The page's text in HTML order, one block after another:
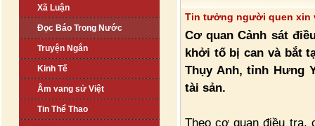
Xã Luận
Đọc Báo Trong Nước
Truyện Ngắn
Kinh Tế
Âm vang sử Việt
Tin Thể Thao
Tin tưởng người quen xin
Cơ quan Cảnh sát
khởi tố bị can và bắt
Thụy Anh, tỉnh Hưng
tài sản.
Theo cơ quan điều tra,